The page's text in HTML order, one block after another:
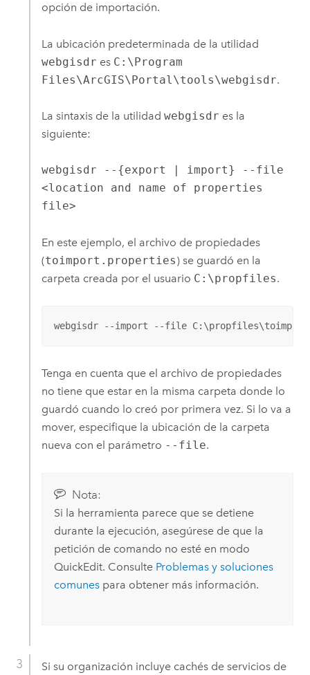
opción de importación.
La ubicación predeterminada de la utilidad
webgisdr es C:\Program
Files\ArcGIS\Portal\tools\webgisdr.
La sintaxis de la utilidad webgisdr es la
siguiente:
webgisdr --{export | import} --file
<location and name of properties
file>
En este ejemplo, el archivo de propiedades
(toimport.properties) se guardó en la
carpeta creada por el usuario C:\propfiles.
webgisdr --import --file
Tenga en cuenta que el archivo de propiedades
no tiene que estar en la misma carpeta donde lo
guardó cuando lo creó por primera vez. Si lo va a
mover, especifique la ubicación de la carpeta
nueva con el parámetro --file.
Nota:
Si la herramienta parece que se detiene
durante la ejecución, asegúrese de que la
petición de comando no esté en modo
QuickEdit. Consulte Problemas y soluciones
comunespara obtener más información.
Si su organización incluye cachés de servicios de